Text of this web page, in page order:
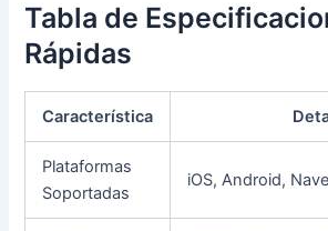
Tabla de
Rápidas
Característica
Plataformas
Soportadas
iOS, Android,